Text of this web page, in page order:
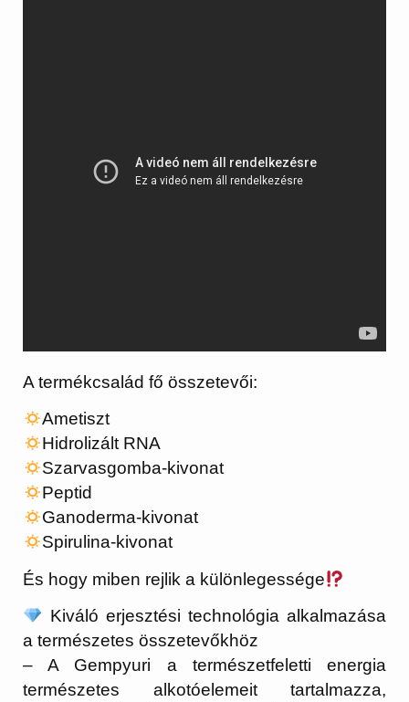
A termékcsalád fő összetevői:
Ametiszt
Hidrolizált RNA
Szarvasgomba-kivonat
Peptid
Ganoderma-kivonat
Spirulina-kivonat
És hogy miben rejlik a különlegessége
Kiváló erjesztési technológia alkalmazása
a természetes összetevőkhöz
– A Gempyuri a természetfeletti energia
természetes alkotóelemeit tartalmazza,